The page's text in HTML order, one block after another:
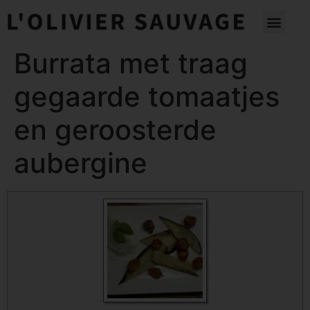
Burrata met traag
gegaarde tomaatjes
en geroosterde
aubergine